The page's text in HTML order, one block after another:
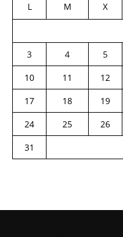
L M X
3
4 5
10
11 12
17
18 19
24
25 26
31